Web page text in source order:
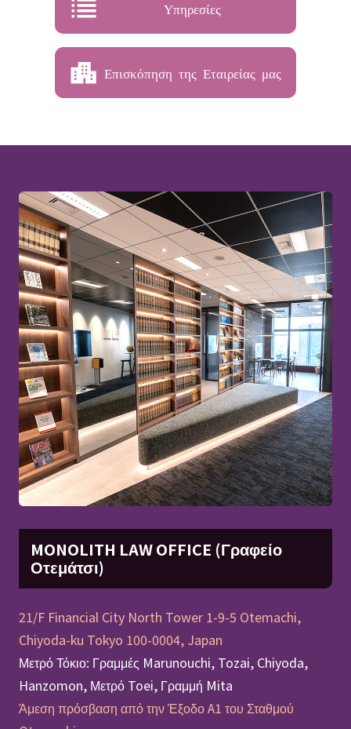
Υπηρεσίες
Επισκόπηση της Εταιρείας μας
MONOLITH LAW OFFICE (Γραφείο
Οτεμάτσι)
21/F Financial City North Tower 1-9-5 Otemachi,
Chiyoda-ku Tokyo 100-0004, Japan
Μετρό Τόκιο: Γραμμές Marunouchi, Tozai, Chiyoda,
Hanzomon, Μετρό Toei, Γραμμή Mita
Άμεση πρόσβαση από την Έξοδο A1 του Σταθμού